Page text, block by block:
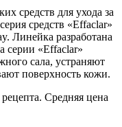
средств для ухода за
средств «Effaclar»
Линейка разработана
серии «Effaclar»
сала, устраняют
поверхность кожи.
Средняя цена